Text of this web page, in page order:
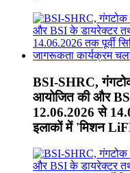
BSI-SHRC,
आयोजित की और
12.06.2026 से
इलाकों में 'मिशन